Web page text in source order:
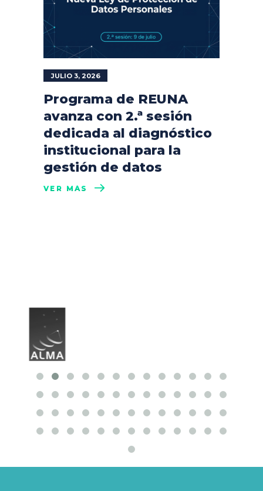
JULIO 3, 2026
Programa de REUNA
avanza con 2.ª sesión
dedicada al diagnóstico
institucional para la
gestión de datos
VER MÁS